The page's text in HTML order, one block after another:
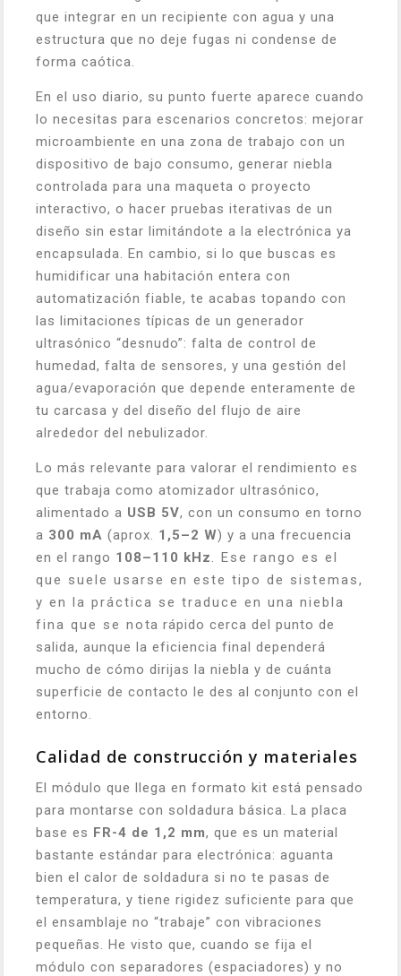
que integrar en un recipiente con agua y una
estructura que no deje fugas ni condense de
forma caótica.
En el uso diario, su punto fuerte aparece cuando
lo necesitas para escenarios concretos: mejorar
microambiente en una zona de trabajo con un
dispositivo de bajo consumo, generar niebla
controlada para una maqueta o proyecto
interactivo, o hacer pruebas iterativas de un
diseño sin estar limitándote a la electrónica ya
encapsulada. En cambio, si lo que buscas es
humidificar una habitación entera con
automatización fiable, te acabas topando con
las limitaciones típicas de un generador
ultrasónico “desnudo”: falta de control de
humedad, falta de sensores, y una gestión del
agua/evaporación que depende enteramente de
tu carcasa y del diseño del flujo de aire
alrededor del nebulizador.
Lo más relevante para valorar el rendimiento es
que trabaja como atomizador ultrasónico,
alimentado a USB 5V, con un consumo en torno
a 300 mA (aprox. 1,5–2 W) y a una frecuencia
en el rango 108–110 kHz. Ese rango es el
que suele usarse en este tipo de sistemas,
y en la práctica se traduce en una niebla
fina que se nota rápido cerca del punto de
salida, aunque la eficiencia final dependerá
mucho de cómo dirijas la niebla y de cuánta
superficie de contacto le des al conjunto con el
entorno.
Calidad de construcción y materiales
El módulo que llega en formato kit está pensado
para montarse con soldadura básica. La placa
base es FR-4 de 1,2 mm, que es un material
bastante estándar para electrónica: aguanta
bien el calor de soldadura si no te pasas de
temperatura, y tiene rigidez suficiente para que
el ensamblaje no “trabaje” con vibraciones
pequeñas. He visto que, cuando se fija el
módulo con separadores (espaciadores) y no